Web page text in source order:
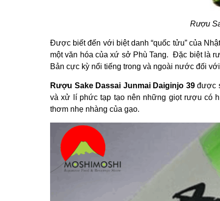
Rượu
Được biết đến với biệt danh “quốc tửu” của
một văn hóa của xứ sở Phù Tang. Đặc biệt là
Bản cực kỳ nổi tiếng trong và ngoài nước đối
Rượu Sake Dassai Junmai Daiginjo 39được
và xử lí phức tạp tạo nên những giọt rượu có
thơm nhẹ nhàng của gạo.